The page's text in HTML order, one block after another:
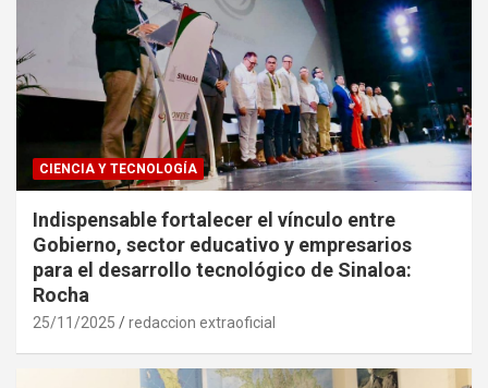
CIENCIA Y TECNOLOGÍA
Indispensable fortalecer el vínculo entre
Gobierno, sector educativo y empresarios
para el desarrollo tecnológico de Sinaloa:
Rocha
25/11/2025 redaccion extraoficial